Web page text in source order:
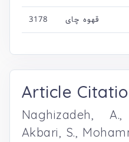
3178 قهوه چای
Article
Naghizadeh,
Akbari, S.,